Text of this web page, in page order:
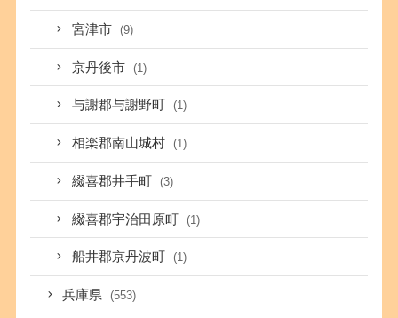
宮津市 (9)
京丹後市 (1)
与謝郡与謝野町 (1)
相楽郡南山城村 (1)
綴喜郡井手町 (3)
綴喜郡宇治田原町 (1)
船井郡京丹波町 (1)
兵庫県 (553)